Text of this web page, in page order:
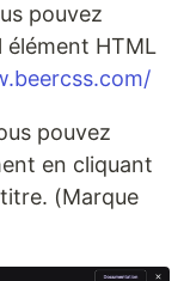
pouvez
HTML
pouvez
en cliquant
(Marque